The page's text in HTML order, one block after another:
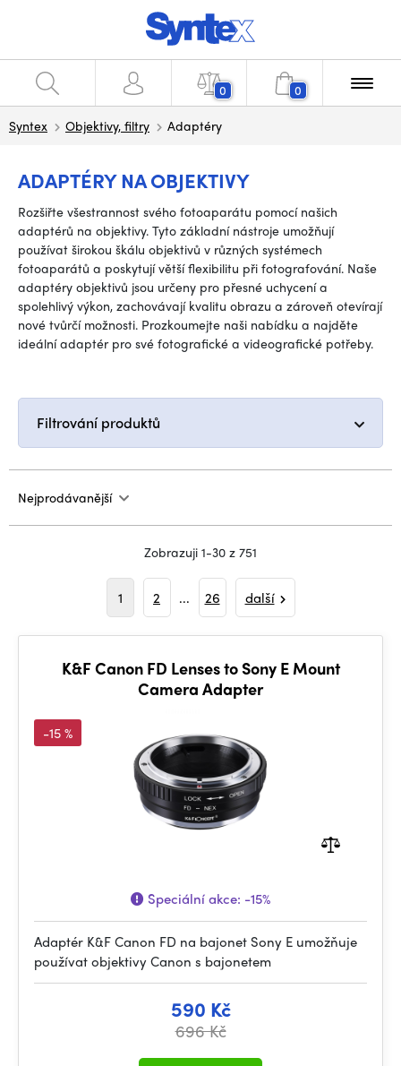
0 0
Syntex Objektivy, filtry Adaptéry
ADAPTÉRY NA OBJEKTIVY
Rozšiřte všestrannost svého fotoaparátu pomocí našich
adaptérů na objektivy. Tyto základní nástroje umožňují
používat širokou škálu objektivů v různých systémech
fotoaparátů a poskytují větší flexibilitu při fotografování. Naše
adaptéry objektivů jsou určeny pro přesné uchycení a
spolehlivý výkon, zachovávají kvalitu obrazu a zároveň otevírají
nové tvůrčí možnosti. Prozkoumejte naši nabídku a najděte
ideální adaptér pro své fotografické a videografické potřeby.
Filtrování produktů
Nejprodávanější
Zobrazuji 1-30 z 751
1 2 ... 26 další
K&F Canon FD Lenses to Sony E Mount
Camera Adapter
-15 %
Speciální akce: -15%
Adaptér K&F Canon FD na bajonet Sony E umožňuje
používat objektivy Canon s bajonetem
590 Kč
696 Kč